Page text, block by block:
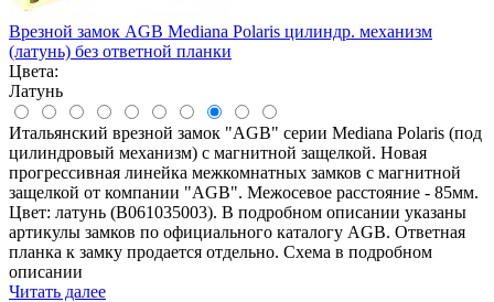
Врезной замок AGB Mediana Polaris цилиндр. механизм
(латунь) без ответной планки
Цвета:
Латунь
Итальянский врезной замок "AGB" серии Mediana Polaris (под
цилиндровый механизм) с магнитной защелкой. Новая
прогрессивная линейка межкомнатных замков с магнитной
защелкой от компании "AGB". Межосевое расстояние - 85мм.
Цвет: латунь (B061035003). В подробном описании указаны
артикулы замков по официального каталогу AGB. Ответная
планка к замку продается отдельно. Схема в подробном
описании
Читать далее